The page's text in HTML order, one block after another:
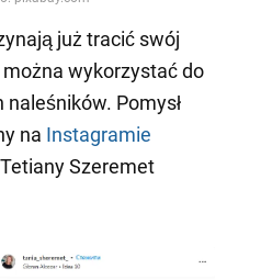
już tracić swój
wykorzystać do
Pomysł
na Instagramie
Szeremet